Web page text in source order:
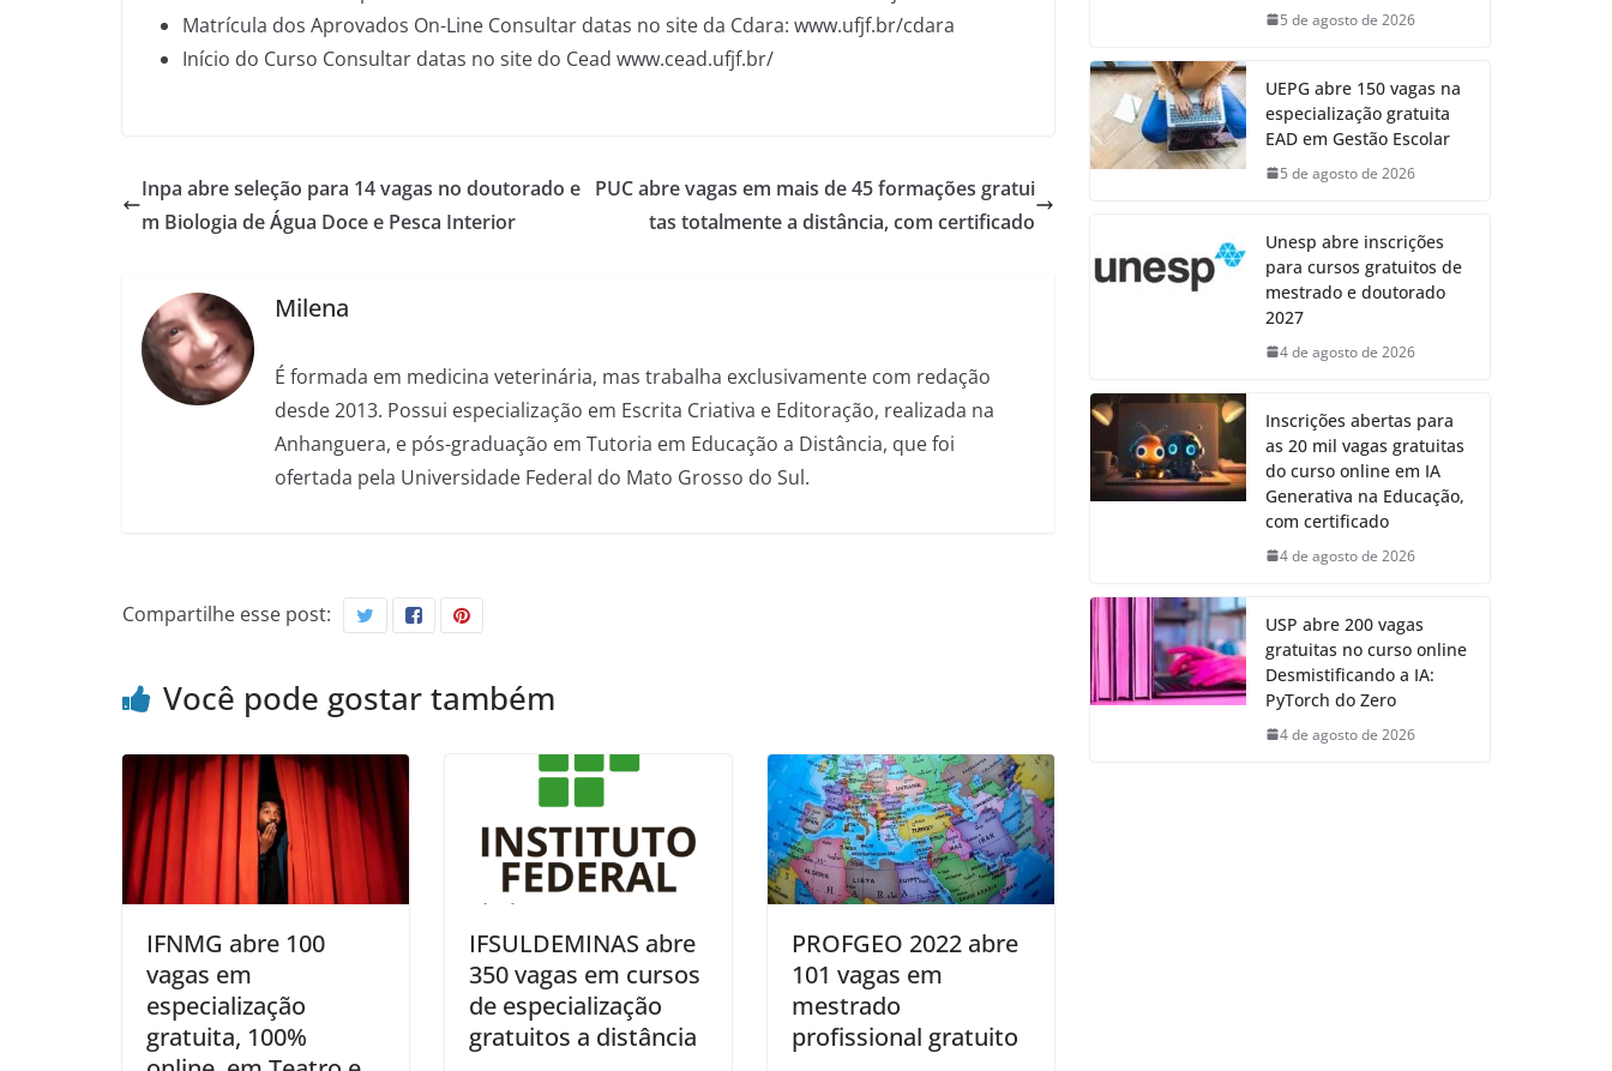
Matrícula dos Aprovados On-Line Consultar datas no site da Cdara: www.ufjf.br/cdara
Início do Curso Consultar datas no site do Cead www.cead.ufjf.br/
Inpa abre seleção para 14 vagas no doutorado e
m Biologia de Água Doce e Pesca Interior
PUC abre vagas em mais de 45 formações gratui
tas totalmente a distância, com certificado
Milena
É formada em medicina veterinária, mas trabalha exclusivamente com redação
desde 2013. Possui especialização em Escrita Criativa e Editoração, realizada na
Anhanguera, e pós-graduação em Tutoria em Educação a Distância, que foi
ofertada pela Universidade Federal do Mato Grosso do Sul.
Compartilhe esse post:
Você pode gostar também
IFNMG abre 100
vagas em
especialização
gratuita, 100%
IFSULDEMINAS abre
350 vagas em cursos
de especialização
gratuitos a distância
PROFGEO 2022 abre
101 vagas em
mestrado
profissional gratuito
5 de agosto de 2026
UEPG abre 150 vagas na
especialização gratuita
EAD em Gestão Escolar
5 de agosto de 2026
Unesp abre inscrições
para cursos gratuitos de
mestrado e doutorado
2027
4 de agosto de 2026
Inscrições abertas para
as 20 mil vagas gratuitas
do curso online em IA
Generativa na Educação,
com certificado
4 de agosto de 2026
USP abre 200 vagas
gratuitas no curso online
Desmistificando a IA:
PyTorch do Zero
4 de agosto de 2026